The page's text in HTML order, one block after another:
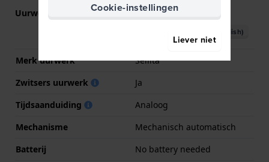
Uurwerk nr. SW200( Bekijk specificaties
Download handboek (English)
Merk uurwerk
Sellita
Zwitsers uurwerk
Ja
Tijdsaanduiding
Analoog
Mechanisme
Mechanisch automatisch
Batterij
No battery needed
Cookie-instellingen
Liever niet